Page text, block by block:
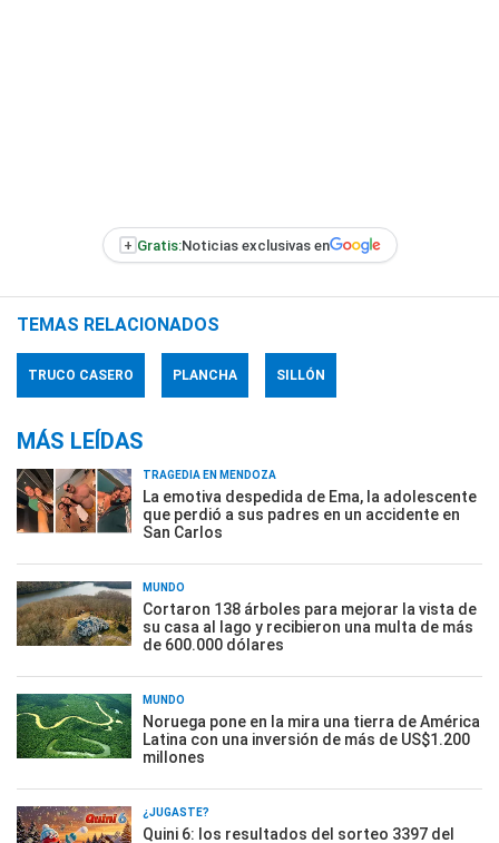
+ Gratis:Noticias exclusivas en
TEMAS RELACIONADOS
TRUCO CASERO PLANCHA SILLÓN
MÁS LEÍDAS
TRAGEDIA EN MENDOZA
La emotiva despedida de Ema, la adolescente
que perdió a sus padres en un accidente en
San Carlos
MUNDO
Cortaron 138 árboles para mejorar la vista de
su casa al lago y recibieron una multa de más
de 600.000 dólares
MUNDO
Noruega pone en la mira una tierra de América
Latina con una inversión de más de US$1.200
millones
¿JUGASTE?
Quini 6: los resultados del sorteo 3397 del